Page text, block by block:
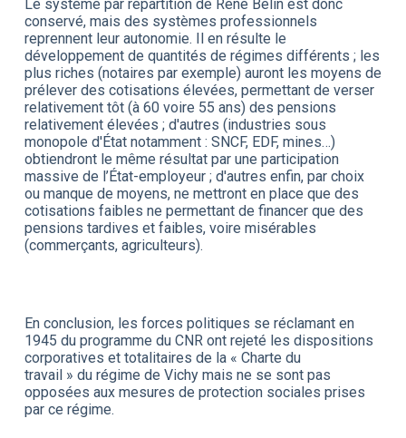
Le système par répartition de René Belin est donc
conservé, mais des systèmes professionnels
reprennent leur autonomie. Il en résulte le
développement de quantités de régimes différents ; les
plus riches (notaires par exemple) auront les moyens de
prélever des cotisations élevées, permettant de verser
relativement tôt (à 60 voire 55 ans) des pensions
relativement élevées ; d'autres (industries sous
monopole d'État notamment : SNCF, EDF, mines…)
obtiendront le même résultat par une participation
massive de l’État-employeur ; d'autres enfin, par choix
ou manque de moyens, ne mettront en place que des
cotisations faibles ne permettant de financer que des
pensions tardives et faibles, voire misérables
(commerçants, agriculteurs).
En conclusion, les forces politiques se réclamant en
1945 du programme du CNR ont rejeté les dispositions
corporatives et totalitaires de la « Charte du
travail » du régime de Vichy mais ne se sont pas
opposées aux mesures de protection sociales prises
par ce régime.